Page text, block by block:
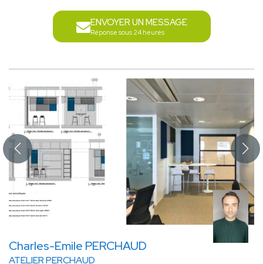
ENVOYER UN MESSAGE
Réponse sous 24 heures
Charles-Emile PERCHAUD
ATELIER PERCHAUD